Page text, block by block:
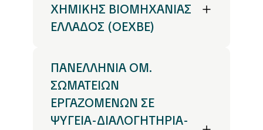
ΧΗΜΙΚΗΣ ΒΙΟΜΗΧΑΝΙΑΣ
ΕΛΛΑΔΟΣ (ΟΕΧΒΕ)
ΠΑΝΕΛΛΗΝΙΑ ΟΜ.
ΣΩΜΑΤΕΙΩΝ
ΕΡΓΑΖΟΜΕΝΩΝ ΣΕ
ΨΥΓΕΙΑ-ΔΙΑΛΟΓΗΤΗΡΙΑ-